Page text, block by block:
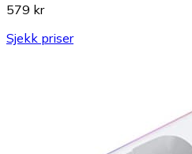
579 kr
Sjekk priser